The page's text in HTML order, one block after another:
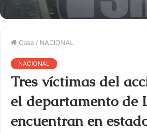
Casa / NACIONAL
NACIONAL
Tres víctimas del
el departamento de
encuentran en